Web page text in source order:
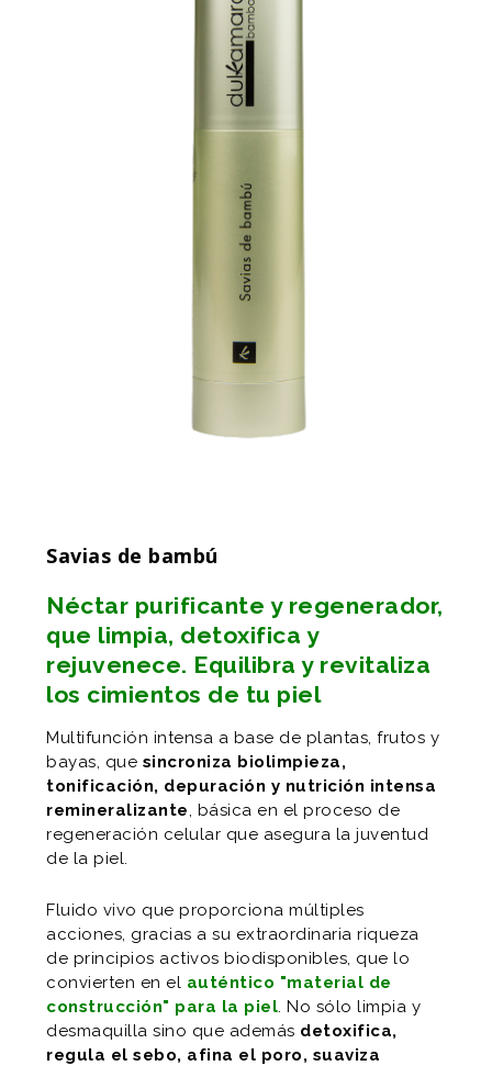
Savias de bambú
Néctar purificante y regenerador,
que limpia, detoxifica y
rejuvenece. Equilibra y revitaliza
los cimientos de tu piel
Multifunción intensa a base de plantas, frutos y
bayas, que sincroniza biolimpieza,
tonificación, depuración y nutrición intensa
remineralizante, básica en el proceso de
regeneración celular que asegura la juventud
de la piel.
Fluido vivo que proporciona múltiples
acciones, gracias a su extraordinaria riqueza
de principios activos biodisponibles, que lo
convierten en el auténtico "material de
construcción" para la piel. No sólo limpia y
desmaquilla sino que además detoxifica,
regula el sebo, afina el poro, suaviza